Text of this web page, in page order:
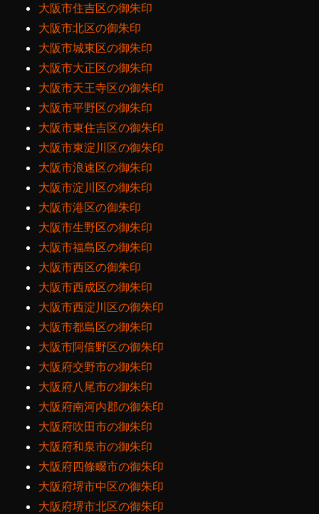
大阪市住吉区の御朱印
大阪市北区の御朱印
大阪市城東区の御朱印
大阪市大正区の御朱印
大阪市天王寺区の御朱印
大阪市平野区の御朱印
大阪市東住吉区の御朱印
大阪市東淀川区の御朱印
大阪市浪速区の御朱印
大阪市淀川区の御朱印
大阪市港区の御朱印
大阪市生野区の御朱印
大阪市福島区の御朱印
大阪市西区の御朱印
大阪市西成区の御朱印
大阪市西淀川区の御朱印
大阪市都島区の御朱印
大阪市阿倍野区の御朱印
大阪府交野市の御朱印
大阪府八尾市の御朱印
大阪府南河内郡の御朱印
大阪府吹田市の御朱印
大阪府和泉市の御朱印
大阪府四條畷市の御朱印
大阪府堺市中区の御朱印
大阪府堺市北区の御朱印